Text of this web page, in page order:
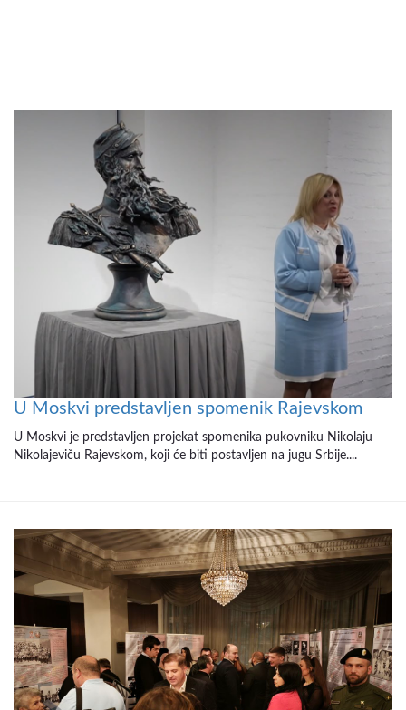
U Moskvi predstavljen spomenik Rajevskom
U Moskvi je predstavljen projekat spomenika pukovniku Nikolaju
Nikolajeviču Rajevskom, koji će biti postavljen na jugu Srbije....